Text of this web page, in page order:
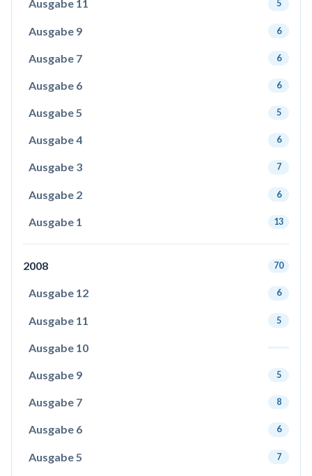
Ausgabe 11 5
Ausgabe 9 6
Ausgabe 7 6
Ausgabe 6 6
Ausgabe 5 5
Ausgabe 4 6
Ausgabe 3 7
Ausgabe 2 6
Ausgabe 1 13
2008 70
Ausgabe 12 6
Ausgabe 11 5
Ausgabe 10
Ausgabe 9 5
Ausgabe 7 8
Ausgabe 6 6
Ausgabe 5 7